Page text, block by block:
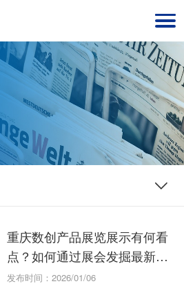
重庆数创产品展览展示有何看
点？如何通过展会发掘最新创
意产品
发布时间：2026/01/06